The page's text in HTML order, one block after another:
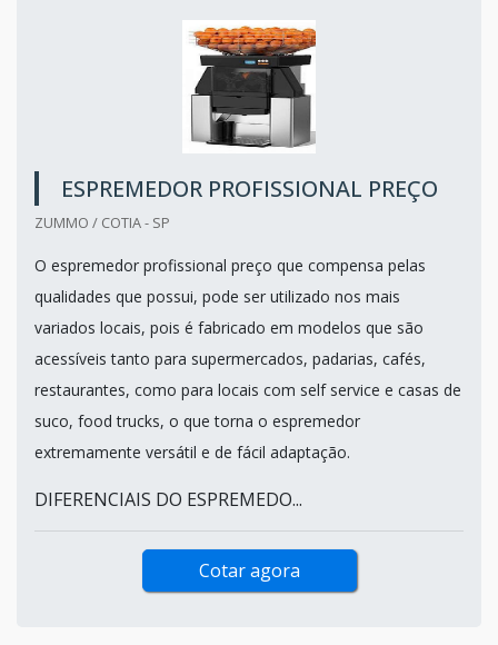
ESPREMEDOR PROFISSIONAL PREÇO
ZUMMO / COTIA - SP
O espremedor profissional preço que compensa pelas
qualidades que possui, pode ser utilizado nos mais
variados locais, pois é fabricado em modelos que são
acessíveis tanto para supermercados, padarias, cafés,
restaurantes, como para locais com self service e casas de
suco, food trucks, o que torna o espremedor
extremamente versátil e de fácil adaptação.
DIFERENCIAIS DO ESPREMEDO...
Cotar agora